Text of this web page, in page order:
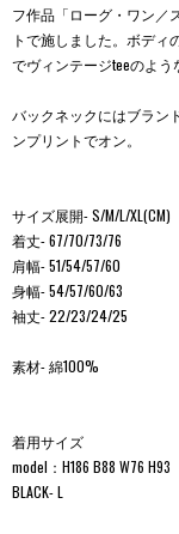
フ作品「ローグ・ワン／
トで施しました。ボディ
でヴィンテージteeのよう
バックネックにはブラン
ンプリントでオン。
サイズ展開- S/M/L/XL(CM)
着丈- 67/70/73/76
肩幅- 51/54/57/60
身幅- 54/57/60/63
袖丈- 22/23/24/25
素材- 綿100%
着用サイズ
model：H186 B88 W76 H93
BLACK- L